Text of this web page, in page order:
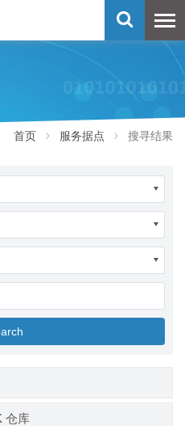
首页 服务据点 搜寻结果
仓库